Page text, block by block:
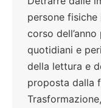
persone fisiche
corso
quotidiani e
della lettura e
proposta dalla